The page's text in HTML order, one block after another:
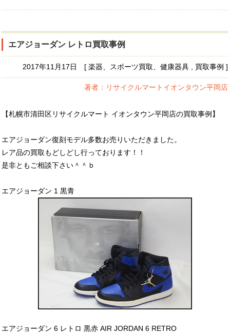
エアジョーダン レトロ買取事例
2017年11月17日 [ 楽器、スポーツ買取、健康器具 , 買取事例 ]
著者：リサイクルマートイオンタウン平岡店
【札幌市清田区リサイクルマート イオンタウン平岡店の買取事例】
エアジョーダン復刻モデル多数お売りいただきました。
レア品の買取もどしどし行っております！！
是非ともご相談下さい＾＾ｂ
エアジョーダン 1 黒青
エアジョーダン 6 レトロ 黒赤 AIR JORDAN 6 RETRO